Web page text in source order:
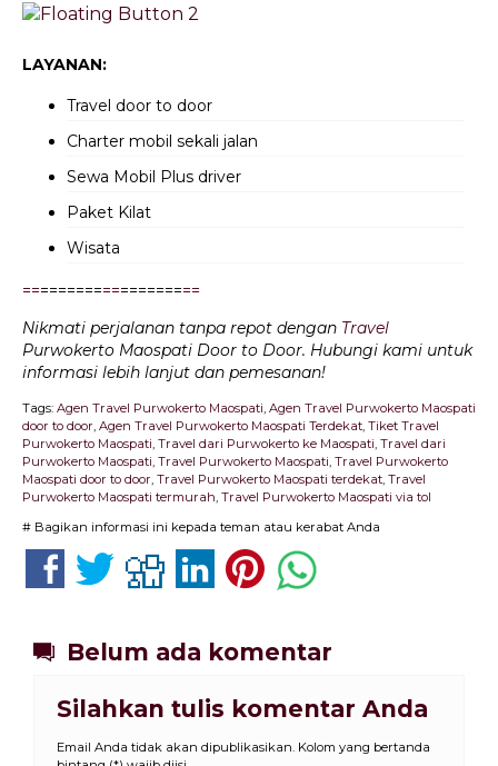
LAYANAN:
Travel door to door
Charter mobil sekali jalan
Sewa Mobil Plus driver
Paket Kilat
Wisata
====================
Nikmati perjalanan tanpa repot dengan Travel
Purwokerto Maospati Door to Door. Hubungi kami untuk
informasi lebih lanjut dan pemesanan!
Tags: Agen Travel Purwokerto Maospati, Agen Travel Purwokerto Maospati
door to door, Agen Travel Purwokerto Maospati Terdekat, Tiket Travel
Purwokerto Maospati, Travel dari Purwokerto ke Maospati, Travel dari
Purwokerto Maospati, Travel Purwokerto Maospati, Travel Purwokerto
Maospati door to door, Travel Purwokerto Maospati terdekat, Travel
Purwokerto Maospati termurah, Travel Purwokerto Maospati via tol
# Bagikan informasi ini kepada teman atau kerabat Anda
Belum ada komentar
Silahkan tulis komentar Anda
Email Anda tidak akan dipublikasikan. Kolom yang bertanda